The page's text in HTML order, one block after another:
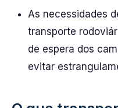
As necessidades
transporte
de espera dos
evitar